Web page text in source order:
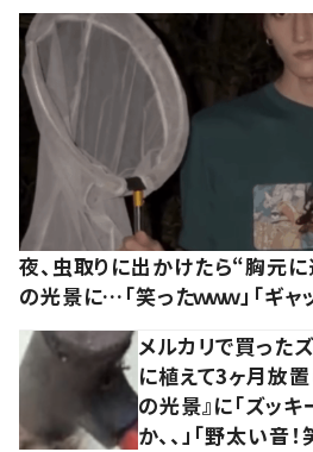
夜、虫取りに出かけたら“胸元
の光景に…「笑ったｗｗｗ」「ギャ
メルカリで買った
に植えて3ヶ月放
の光景』に「ズッ
か、、」「野太い音！